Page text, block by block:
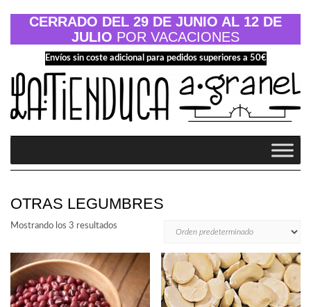
CERRADO DEL 29 DE JUNIO AL 12 DE
JULIO POR VACACIONES
Envíos sin coste adicional para pedidos superiores a 50€
OTRAS LEGUMBRES
Mostrando los 3 resultados